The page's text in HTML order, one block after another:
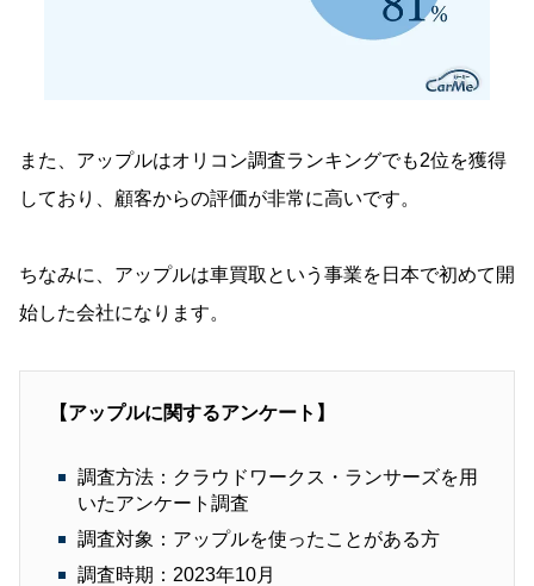
また、アップルはオリコン調査ランキングでも2位を獲得
しており、顧客からの評価が非常に高いです。
ちなみに、アップルは車買取という事業を日本で初めて開
始した会社になります。
【アップルに関するアンケート】
調査方法：クラウドワークス・ランサーズを用
いたアンケート調査
調査対象：アップルを使ったことがある方
調査時期：2023年10月